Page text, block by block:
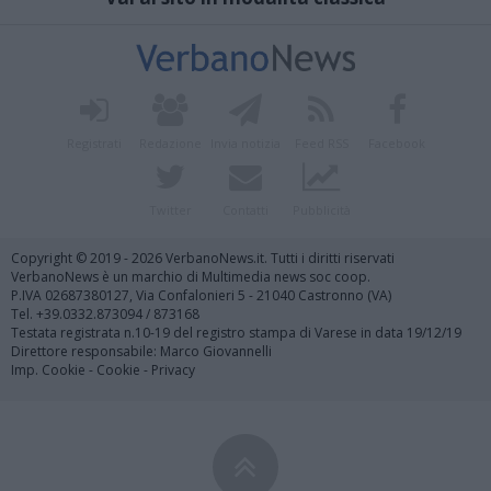
Copyright © 2019 - 2026 VerbanoNews.it. Tutti i diritti riservati
VerbanoNews è un marchio di Multimedia news soc coop.
P.IVA 02687380127, Via Confalonieri 5 - 21040 Castronno (VA)
Tel. +39.0332.873094 / 873168
Testata registrata n.10-19 del registro stampa di Varese in data 19/12/19
Direttore responsabile: Marco Giovannelli
Imp. Cookie - Cookie - Privacy